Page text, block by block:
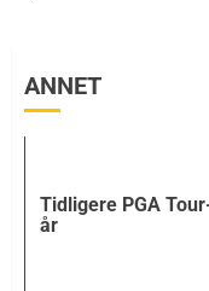
ANNET
Tidligere PGA
år